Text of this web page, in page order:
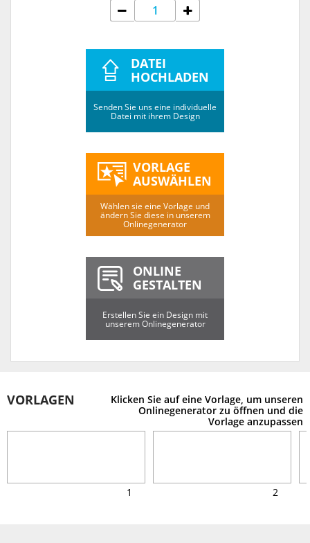
DATEI
HOCHLADEN
Senden Sie uns eine individuelle
Datei mit ihrem Design
VORLAGE
AUSWÄHLEN
Wählen sie eine Vorlage und
ändern Sie diese in unserem
Onlinegenerator
ONLINE
GESTALTEN
Erstellen Sie ein Design mit
unserem Onlinegenerator
VORLAGEN
Klicken Sie auf eine Vorlage, um unseren
Onlinegenerator zu öffnen und die
Vorlage anzupassen
1 2